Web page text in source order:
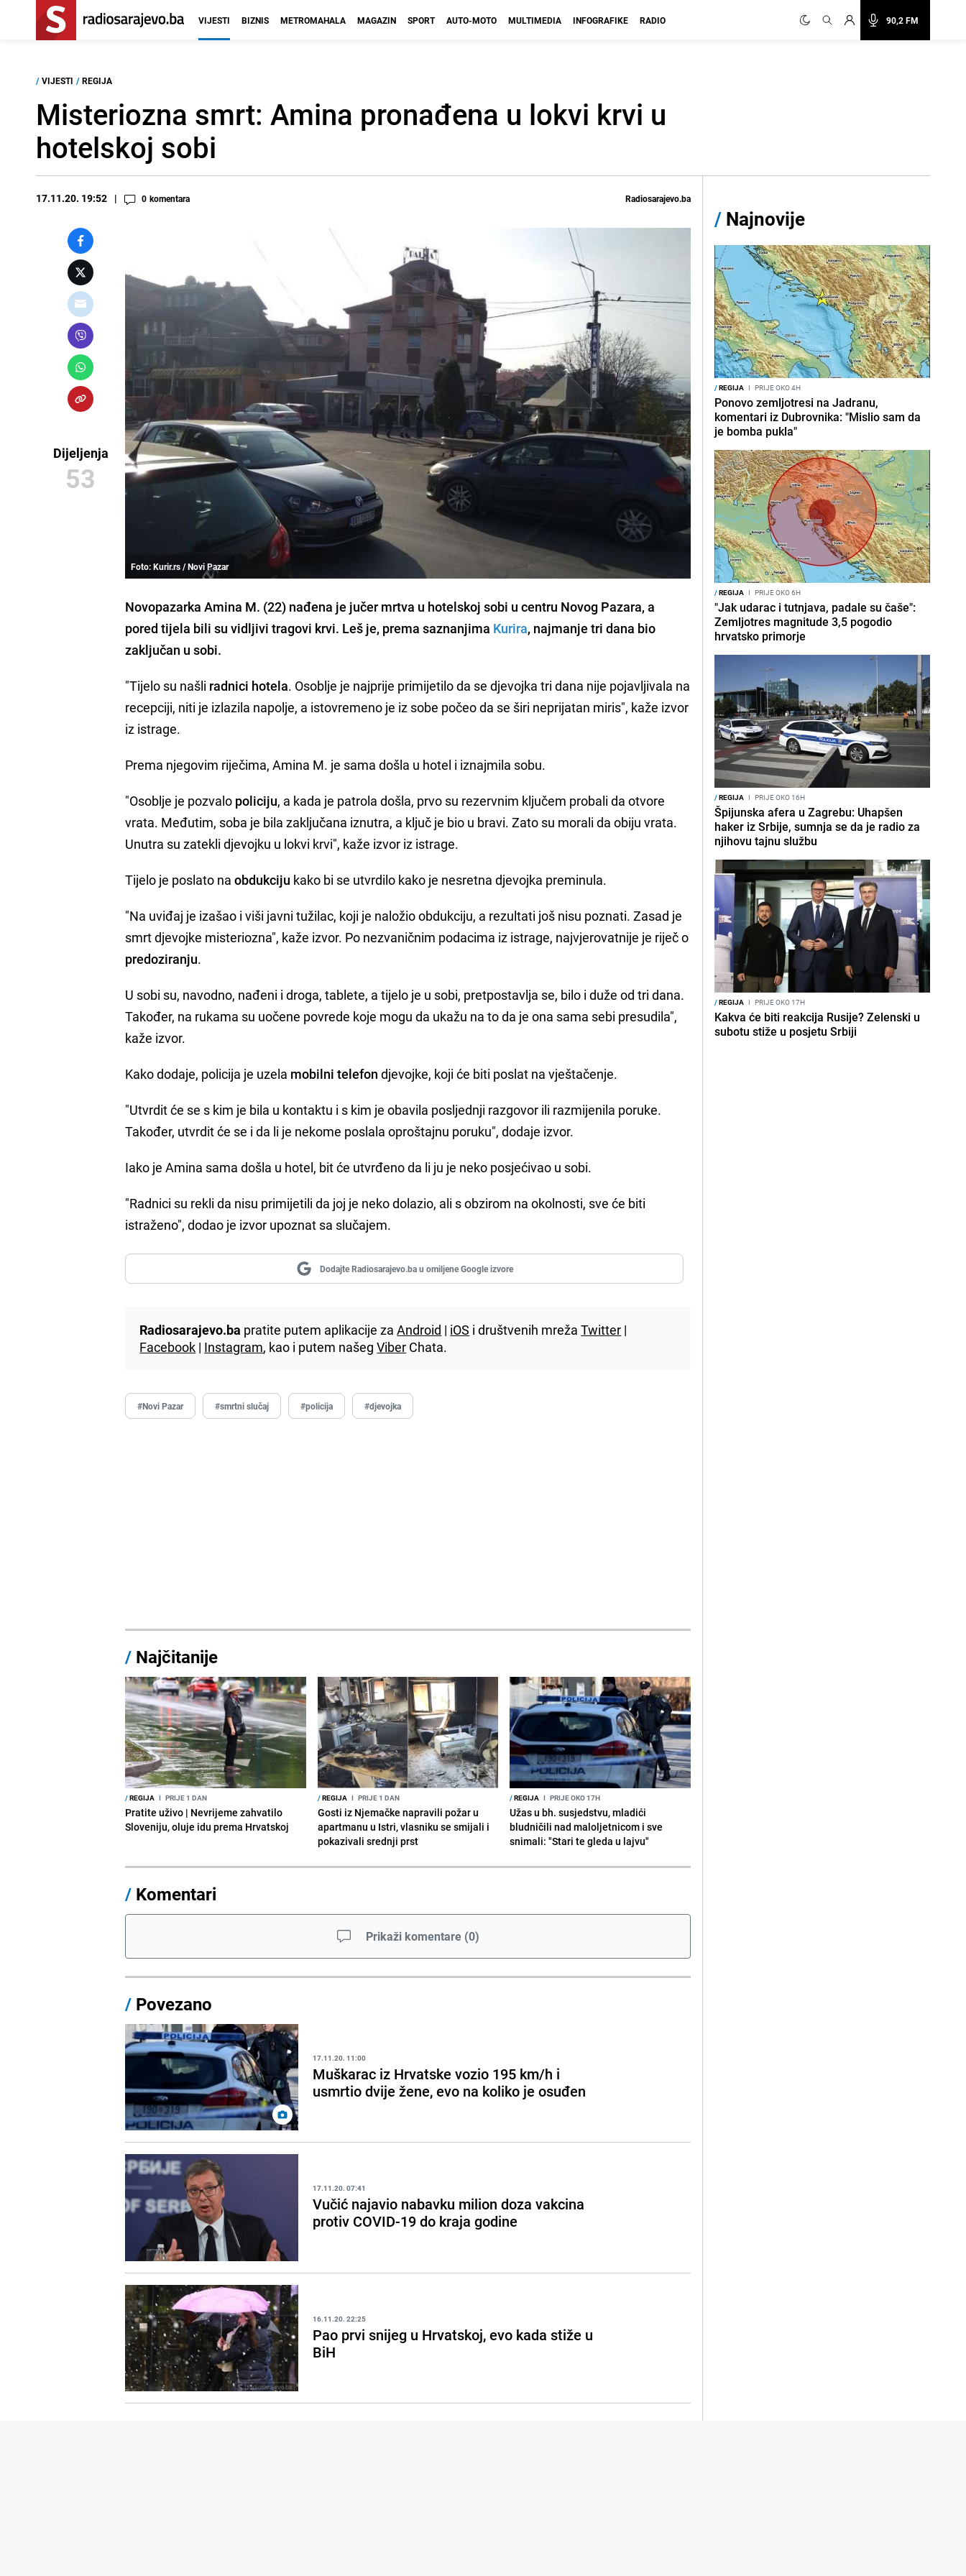
90,2 FM
VIJESTI BIZNIS METROMAHALA MAGAZIN SPORT AUTO-MOTO MULTIMEDIA INFOGRAFIKE RADIO
/ VIJESTI / REGIJA
Misteriozna smrt: Amina pronađena u lokvi krvi u
hotelskoj sobi
17.11.20. 19:52 0 komentara Radiosarajevo.ba
Dijeljenja
53
Foto: Kurir.rs / Novi Pazar
Novopazarka Amina M. (22) nađena je jučer mrtva u hotelskoj sobi u centru Novog Pazara, a
pored tijela bili su vidljivi tragovi krvi. Leš je, prema saznanjima Kurira, najmanje tri dana bio
zaključan u sobi.
"Tijelo su našli radnici hotela. Osoblje je najprije primijetilo da se djevojka tri dana nije pojavljivala na
recepciji, niti je izlazila napolje, a istovremeno je iz sobe počeo da se širi neprijatan miris", kaže izvor
iz istrage.
Prema njegovim riječima, Amina M. je sama došla u hotel i iznajmila sobu.
"Osoblje je pozvalo policiju, a kada je patrola došla, prvo su rezervnim ključem probali da otvore
vrata. Međutim, soba je bila zaključana iznutra, a ključ je bio u bravi. Zato su morali da obiju vrata.
Unutra su zatekli djevojku u lokvi krvi", kaže izvor iz istrage.
Tijelo je poslato naobdukciju kako bi se utvrdilo kako je nesretna djevojka preminula.
"Na uviđaj je izašao i viši javni tužilac, koji je naložio obdukciju, a rezultati još nisu poznati. Zasad je
smrt djevojke misteriozna", kaže izvor. Po nezvaničnim podacima iz istrage, najvjerovatnije je riječ o
predoziranju.
U sobi su, navodno, nađeni i droga, tablete, a tijelo je u sobi, pretpostavlja se, bilo i duže od tri dana.
Također, na rukama su uočene povrede koje mogu da ukažu na to da je ona sama sebi presudila",
kaže izvor.
Kako dodaje, policija je uzela mobilni telefon djevojke, koji će biti poslat na vještačenje.
"Utvrdit će se s kim je bila u kontaktu i s kim je obavila posljednji razgovor ili razmijenila poruke.
Također, utvrdit će se i da li je nekome poslala oproštajnu poruku", dodaje izvor.
Iako je Amina sama došla u hotel, bit će utvrđeno da li ju je neko posjećivao u sobi.
"Radnici su rekli da nisu primijetili da joj je neko dolazio, ali s obzirom na okolnosti, sve će biti
istraženo", dodao je izvor upoznat sa slučajem.
Dodajte Radiosarajevo.ba u omiljene Google izvore
Radiosarajevo.ba pratite putem aplikacije zaAndroid | iOS i društvenih mrežaTwitter |
Facebook | Instagram, kao i putem našegViber Chata.
#Novi Pazar #smrtni slučaj #policija #djevojka
/ Najčitanije
/REGIJA I PRIJE 1 DAN
Pratite uživo | Nevrijeme zahvatilo
Sloveniju, oluje idu prema Hrvatskoj
/REGIJA I PRIJE 1 DAN
Gosti iz Njemačke napravili požar u
apartmanu u Istri, vlasniku se smijali i
pokazivali srednji prst
/REGIJA I PRIJE OKO 17H
Užas u bh. susjedstvu, mladići
bludničili nad maloljetnicom i sve
snimali: "Stari te gleda u lajvu"
/ Komentari
Prikaži komentare (0)
/ Povezano
17.11.20. 11:00
Muškarac iz Hrvatske vozio 195 km/h i
usmrtio dvije žene, evo na koliko je osuđen
17.11.20. 07:41
Vučić najavio nabavku milion doza vakcina
protiv COVID-19 do kraja godine
16.11.20. 22:25
Pao prvi snijeg u Hrvatskoj, evo kada stiže u
BiH
/ Najnovije
/REGIJA I PRIJE OKO 4H
Ponovo zemljotresi na Jadranu,
komentari iz Dubrovnika: "Mislio sam da
je bomba pukla"
/REGIJA I PRIJE OKO 6H
"Jak udarac i tutnjava, padale su čaše":
Zemljotres magnitude 3,5 pogodio
hrvatsko primorje
/REGIJA I PRIJE OKO 16H
Špijunska afera u Zagrebu: Uhapšen
haker iz Srbije, sumnja se da je radio za
njihovu tajnu službu
/REGIJA I PRIJE OKO 17H
Kakva će biti reakcija Rusije? Zelenski u
subotu stiže u posjetu Srbiji